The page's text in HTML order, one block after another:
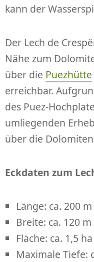
kann der
Der Lech de
Nähe zum
über die Puezhütte
erreichbar.
des Puez-
umliegenden
über die
Eckdaten zum
Länge: ca. 200 m
Breite: ca. 120 m
Fläche: ca. 1,5 ha
Maximale Tiefe: